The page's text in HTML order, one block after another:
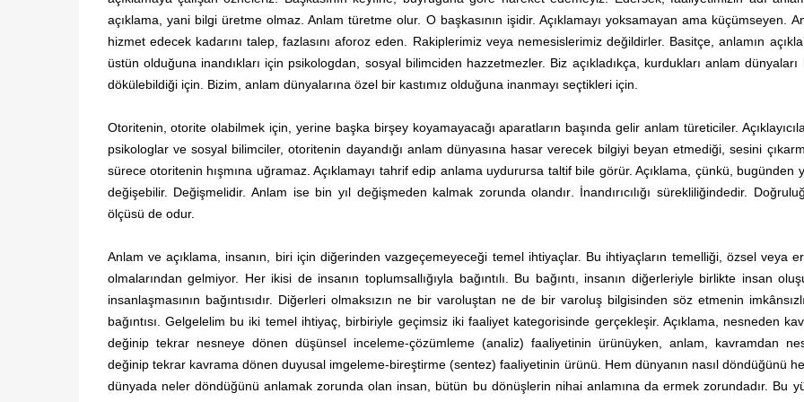
açıklama, yani bilgi üretme olmaz. Anlam türetme olur. O başkasının işidir. Açıklamayı yoksamayan ama küçümseyen.
hizmet edecek kadarını talep, fazlasını aforoz eden. Rakiplerimiz veya nemesislerimiz değildirler. Basitçe, anlamın
üstün olduğuna inandıkları için psikologdan, sosyal bilimciden hazzetmezler. Biz açıkladıkça, kurdukları anlam dünyaları
dökülebildiği için. Bizim, anlam dünyalarına özel bir kastımız olduğuna inanmayı seçtikleri için.
Otoritenin, otorite olabilmek için, yerine başka birşey koyamayacağı aparatların başında gelir anlam türeticiler.
psikologlar ve sosyal bilimciler, otoritenin dayandığı anlam dünyasına hasar verecek bilgiyi beyan etmediği, sesini
sürece otoritenin hışmına uğramaz. Açıklamayı tahrif edip anlama uydurursa taltif bile görür. Açıklama, çünkü, bugünden
değişebilir. Değişmelidir. Anlam ise bin yıl değişmeden kalmak zorunda olandır. İnandırıcılığı sürekliliğindedir.
ölçüsü de odur.
Anlam ve açıklama, insanın, biri için diğerinden vazgeçemeyeceği temel ihtiyaçlar. Bu ihtiyaçların temelliği, özsel veya
olmalarından gelmiyor. Her ikisi de insanın toplumsallığıyla bağıntılı. Bu bağıntı, insanın diğerleriyle birlikte insan
insanlaşmasının bağıntısıdır. Diğerleri olmaksızın ne bir varoluştan ne de bir varoluş bilgisinden söz etmenin
bağıntısı. Gelgelelim bu iki temel ihtiyaç, birbiriyle geçimsiz iki faaliyet kategorisinde gerçekleşir. Açıklama, nesneden
değinip tekrar nesneye dönen düşünsel inceleme-çözümleme (analiz) faaliyetinin ürünüyken, anlam, kavramdan
değinip tekrar kavrama dönen duyusal imgeleme-bireştirme (sentez) faaliyetinin ürünü. Hem dünyanın nasıl döndüğünü
dünyada neler döndüğünü anlamak zorunda olan insan, bütün bu dönüşlerin nihai anlamına da ermek zorundadır. Bu